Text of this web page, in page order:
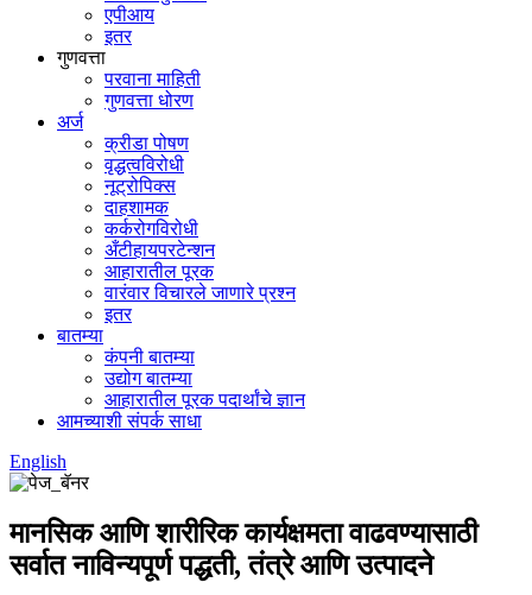
एपीआय
इतर
गुणवत्ता
परवाना माहिती
गुणवत्ता धोरण
अर्ज
क्रीडा पोषण
वृद्धत्वविरोधी
नूट्रोपिक्स
दाहशामक
कर्करोगविरोधी
अँटीहायपरटेन्शन
आहारातील पूरक
वारंवार विचारले जाणारे प्रश्न
इतर
बातम्या
कंपनी बातम्या
उद्योग बातम्या
आहारातील पूरक पदार्थांचे ज्ञान
आमच्याशी संपर्क साधा
English
मानसिक आणि शारीरिक कार्यक्षमता वाढवण्यासाठी
सर्वात नाविन्यपूर्ण पद्धती, तंत्रे आणि उत्पादने